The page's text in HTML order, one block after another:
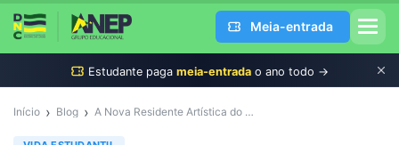
Meia-entrada
Estudante paga meia-entrada o ano todo →
Início › Blog › A Nova Residente Artística do Museu Casa Alfredo Andersen: Rafael Codognoto e Suas Contribuições para a Educação Artística